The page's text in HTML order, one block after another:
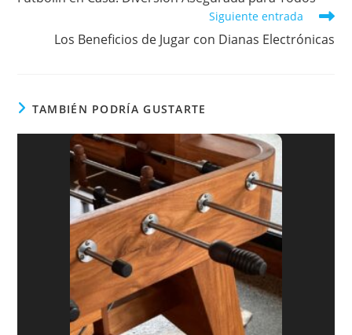
artículos
Siguiente entrada
Los Beneficios de Jugar con Dianas Electrónicas
TAMBIÉN PODRÍA GUSTARTE